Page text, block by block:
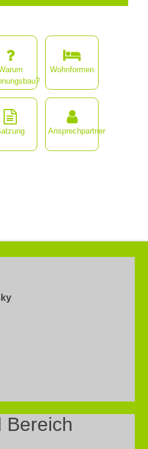
Wohnformen
Ansprechpartner
Bereich